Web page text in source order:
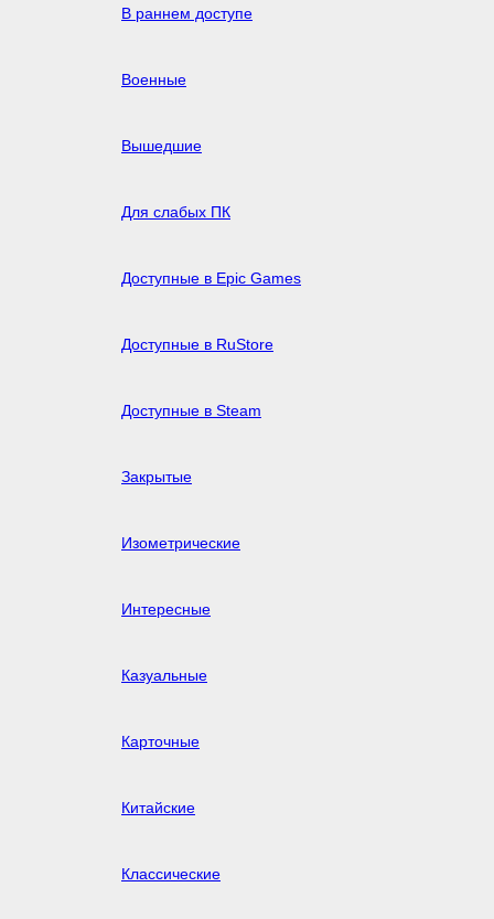
В раннем доступе
Военные
Вышедшие
Для слабых ПК
Доступные в Epic Games
Доступные в RuStore
Доступные в Steam
Закрытые
Изометрические
Интересные
Казуальные
Карточные
Китайские
Классические